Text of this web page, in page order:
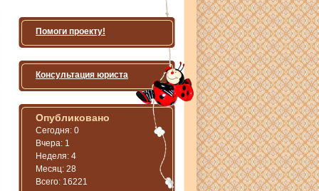
Помоги проекту!
Консультация юриста
Опубликовано
Сегодня: 0
Вчера: 1
Неделя: 4
Месяц: 28
Всего: 16221